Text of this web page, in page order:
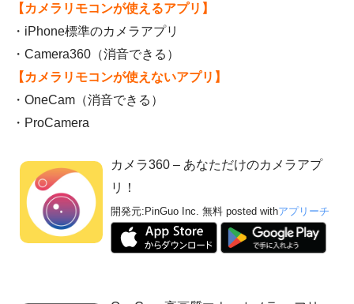
【カメラリモコンが使えるアプリ】
・iPhone標準のカメラアプリ
・Camera360（消音できる）
【カメラリモコンが使えないアプリ】
・OneCam（消音できる）
・ProCamera
カメラ360 – あなただけのカメラアプ
リ！
開発元:PinGuo Inc. 無料 posted withアプリーチ